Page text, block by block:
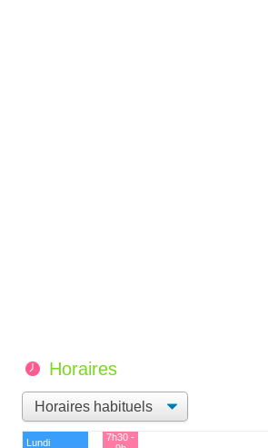
Horaires
Lundi
7h30 -